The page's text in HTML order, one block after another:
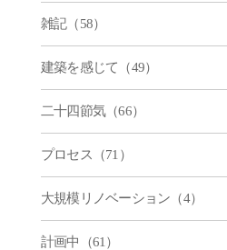
雑記（58）
建築を感じて（49）
二十四節気（66）
プロセス（71）
大規模リノベーション（4）
計画中（61）